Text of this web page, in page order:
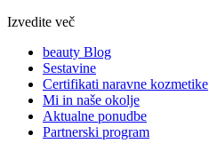
Izvedite več
beauty Blog
Sestavine
Certifikati naravne kozmetike
Mi in naše okolje
Aktualne ponudbe
Partnerski program